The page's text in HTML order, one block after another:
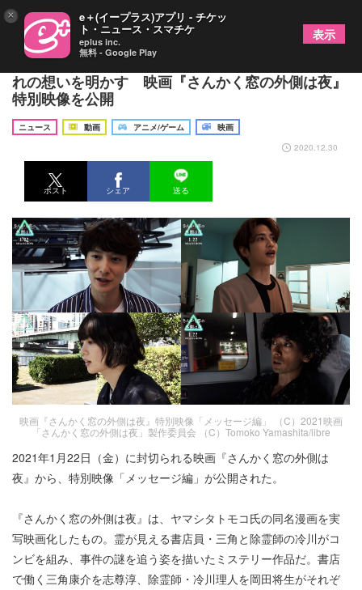
岡田将生・志尊淳・平手友梨奈・滝藤賢一がそれぞ
れの想いを明かす 映画『さんかく窓の外側は夜』
特別映像を公開
ニュース 動画 アニメ/ゲーム
映画
2020.12.30
ポスト シェア 送る
映画『さんかく窓の外側は夜』特別映像「メッセージ編」 （C）2021映画
「さんかく窓の外側は夜」製作委員会 （C）Tomoko Yamashita/libre
2021年1月22日（金）に封切られる映画『さんかく窓の外側は
夜』から、特別映像「メッセージ編」が公開された。
『さんかく窓の外側は夜』は、ヤマシタトモコ氏の同名漫画を実
写映画化したもの。霊が見える書店員・三角と除霊師の冷川がコ
ンビを組み、事件の謎を追う姿を描いたミステリー作品だ。書店
で働く三角康介を志尊淳、除霊師・冷川理人を岡田将生がそれぞ
× e＋(イープラス)アプリ - チケッ
ト・ニュース・スマチケ
eplus inc.
無料 - Google Play
表示